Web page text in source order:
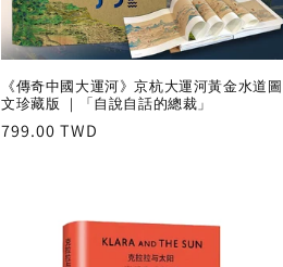
《傳奇中國大運河》京杭大運河黃金水道圖
文珍藏版 ｜「自說自話的總裁」
Regular
799.00 TWD